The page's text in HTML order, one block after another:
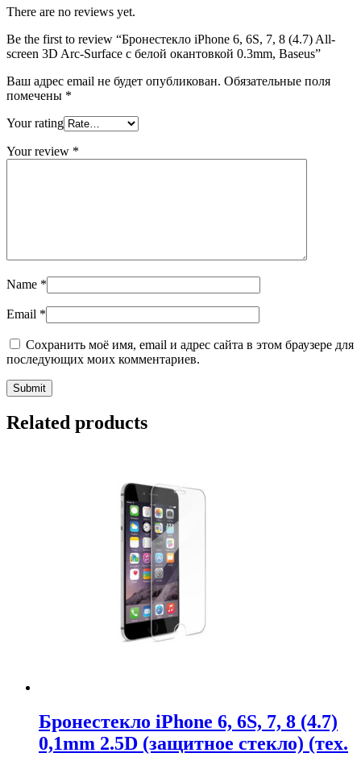
There are no reviews yet.
Be the first to review “Бронестекло iPhone 6, 6S, 7, 8 (4.7) All-
screen 3D Arc-Surface с белой окантовкой 0.3mm, Baseus”
Ваш адрес email не будет опубликован. Обязательные поля
помечены *
Your rating
Your review *
Name *
Email *
Сохранить моё имя, email и адрес сайта в этом браузере для
последующих моих комментариев.
Related products
Бронестекло iPhone 6, 6S, 7, 8 (4.7)
0,1mm 2.5D (защитное стекло) (тех.